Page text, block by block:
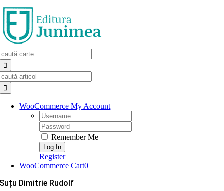
Skip
to
content
WooCommerce My Account
Username:
Password:
Remember Me
Register
WooCommerce Cart0
Suțu Dimitrie Rudolf